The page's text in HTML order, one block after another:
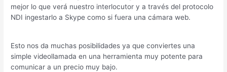
mejor lo que verá nuestro interlocutor y a través del protocolo
NDI ingestarlo a Skype como si fuera una cámara web.
Esto nos da muchas posibilidades ya que conviertes una
simple videollamada en una herramienta muy potente para
comunicar a un precio muy bajo.